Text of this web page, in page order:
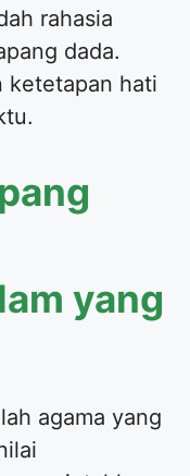
rahasia
dada.
ketetapan hati
yang
agama yang